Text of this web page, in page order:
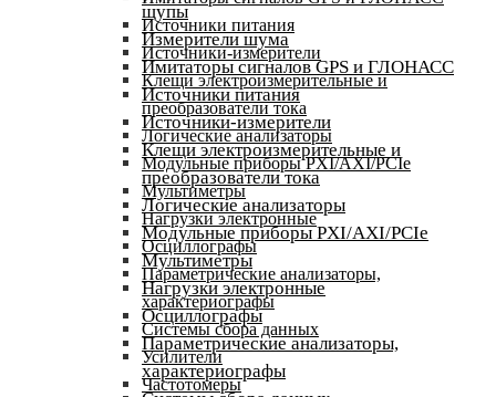
Источники питания
Источники-измерители
Клещи электроизмерительные и
преобразователи тока
Логические анализаторы
Модульные приборы PXI/AXI/PCIe
Мультиметры
Нагрузки электронные
Осциллографы
Параметрические анализаторы,
характериографы
Системы сбора данных
Усилители
Частотомеры
щупы
Измерители шума
Имитаторы сигналов GPS и ГЛОНАСС
Источники питания
Источники-измерители
Клещи электроизмерительные и
преобразователи тока
Логические анализаторы
Модульные приборы PXI/AXI/PCIe
Мультиметры
Нагрузки электронные
Осциллографы
Параметрические анализаторы,
характериографы